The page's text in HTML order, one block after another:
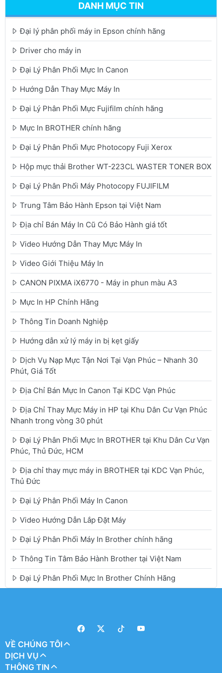
DANH MỤC TIN
Đại lý phân phối máy in Epson chính hãng
Driver cho máy in
Đại Lý Phân Phối Mực In Canon
Hướng Dẫn Thay Mực Máy In
Đại Lý Phân Phối Mực Fujifilm chính hãng
Mực In BROTHER chính hãng
Đại Lý Phân Phối Mực Photocopy Fuji Xerox
Hộp mực thải Brother WT-223CL WASTER TONER BOX
Đại Lý Phân Phối Máy Photocopy FUJIFILM
Trung Tâm Bảo Hành Epson tại Việt Nam
Địa chỉ Bán Máy In Cũ Có Bảo Hành giá tốt
Video Hướng Dẫn Thay Mực Máy In
Video Giới Thiệu Máy In
CANON PIXMA iX6770 - Máy in phun màu A3
Mực In HP Chính Hãng
Thông Tin Doanh Nghiệp
Hướng dẫn xử lý máy in bị kẹt giấy
Dịch Vụ Nạp Mực Tận Nơi Tại Vạn Phúc – Nhanh 30
Phút, Giá Tốt
Địa Chỉ Bán Mực In Canon Tại KDC Vạn Phúc
Địa Chỉ Thay Mực Máy in HP tại Khu Dân Cư Vạn Phúc
Nhanh trong vòng 30 phút
Đại Lý Phân Phối Mực In BROTHER tại Khu Dân Cư Vạn
Phúc, Thủ Đức, HCM
Địa chỉ thay mực máy in BROTHER tại KDC Vạn Phúc,
Thủ Đức
Đại Lý Phân Phối Máy In Canon
Video Hướng Dẫn Lắp Đặt Máy
Đại Lý Phân Phối Máy In Brother chính hãng
Thông Tin Tâm Bảo Hành Brother tại Việt Nam
Đại Lý Phân Phối Mực In Brother Chính Hãng
VỀ CHÚNG TÔI
DỊCH VỤ
THÔNG TIN